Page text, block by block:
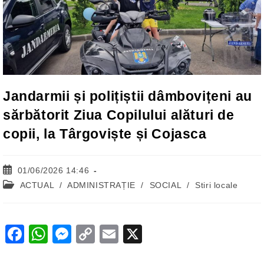
Jandarmii și polițiștii dâmbovițeni au
sărbătorit Ziua Copilului alături de
copii, la Târgoviște și Cojasca
Post
published:
01/06/2026 14:46
Post ACTUAL / ADMINISTRAȚIE / SOCIAL / Stiri locale
F
W
M
C
E